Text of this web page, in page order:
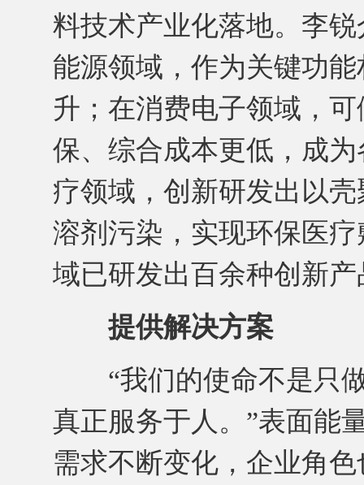
料技术产业化落地。李
能源领域，作为关键功
升；在消费电子领域，
保、综合成本更低，成
疗领域，创新研发出以
溶剂污染，实现环保医
域已研发出百余种创新产
提供解决方案
“我们的使命不是只做
真正服务于人。”表面能
需求不断变化，企业角